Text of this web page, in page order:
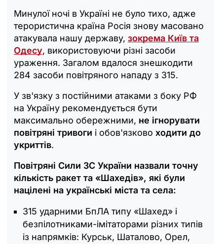
Минулої ночі в Україні не було тихо, адже
терористична країна Росія знову масовано
атакувала нашу державу, зокрема Київ та
Одесу, використовуючи різні засоби
ураження. Загалом вдалося знешкодити
284 засоби повітряного нападу з 315.
У зв'язку з постійними атаками з боку РФ
на Україну рекомендується бути
максимально обережними, не ігнорувати
повітряні тривоги і обов'язково ходити до
укриттів.
Повітряні Сили ЗС України назвали точну
кількість ракет та «Шахедів», які були
націлені на українські міста та села:
315 ударними БпЛА типу «Шахед» і
безпілотниками-імітаторами різних типів
із напрямків: Курськ, Шаталово, Орел,